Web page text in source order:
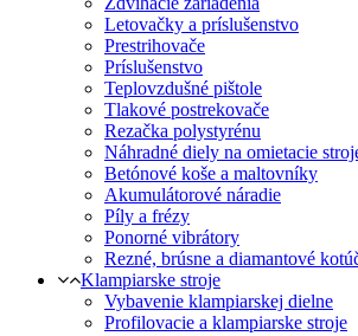
Letovačky a príslušenstvo
Prestrihovače
Príslušenstvo
Teplovzdušné pištole
Tlakové postrekovače
Rezačka polystyrénu
Náhradné diely na omietacie
Betónové koše a maltovníky
Akumulátorové náradie
Píly a frézy
Ponorné vibrátory
Rezné, brúsne a diamantové
Klampiarske stroje
Vybavenie klampiarskej dielne
Profilovacie a klampiarske stroje